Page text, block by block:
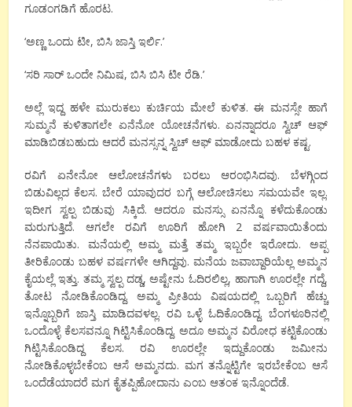
ಗೂಡಂಗಡಿಗೆ ಹೊರಟ.
‘ಅಣ್ಣ ಒಂದು ಟೀ, ಬಿಸಿ ಜಾಸ್ತಿ ಇರ್ಲಿ.’
‘ಸರಿ ಸಾರ್ ಒಂದೇ ನಿಮಿಷ, ಬಿಸಿ ಬಿಸಿ ಟೀ ರೆಡಿ.’
ಅಲ್ಲೆ ಇದ್ದ ಹಳೇ ಮುರುಕಲು ಕುರ್ಚಿಯ ಮೇಲೆ ಕುಳಿತ. ಈ ಮನಸ್ಸೇ ಹಾಗೆ
ಸುಮ್ಮನೆ ಕುಳಿತಾಗಲೇ ಏನೆನೋ ಯೋಚನೆಗಳು. ಏನನ್ನಾದರೂ ಸ್ವಿಚ್ ಆಫ್
ಮಾಡಿಬಿಡಬಹುದು ಆದರೆ ಮನಸ್ಸನ್ನ ಸ್ವಿಚ್ ಆಫ್ ಮಾಡೋದು ಬಹಳ ಕಷ್ಟ.
ರವಿಗೆ ಏನೇನೋ ಆಲೋಚನೆಗಳು ಬರಲು ಆರಂಭಿಸಿದವು. ಬೆಳಗ್ಗಿಂದ
ಬಿಡುವಿಲ್ಲದ ಕೆಲಸ. ಬೇರೆ ಯಾವುದರ ಬಗ್ಗೆ ಆಲೋಚಿಸಲು ಸಮಯವೇ ಇಲ್ಲ.
ಇದೀಗ ಸ್ವಲ್ಪ ಬಿಡುವು ಸಿಕ್ಕಿದೆ. ಆದರೂ ಮನಸ್ಸು ಏನನ್ನೊ ಕಳೆದುಕೊಂಡು
ಮರುಗುತ್ತಿದೆ. ಆಗಲೇ ರವಿಗೆ ಊರಿಗೆ ಹೋಗಿ 2 ವರ್ಷವಾಯಿತೆಂದು
ನೆನಪಾಯಿತು. ಮನೆಯಲ್ಲಿ ಅಮ್ಮ ಮತ್ತೆ ತಮ್ಮ ಇಬ್ಬರೇ ಇರೋದು. ಅಪ್ಪ
ತೀರಿಕೊಂಡು ಬಹಳ ವರ್ಷಗಳೇ ಆಗಿದ್ದವು. ಮನೆಯ ಜವಾಬ್ದಾರಿಯೆಲ್ಲ ಅಮ್ಮನ
ಕೈಯಲ್ಲೆ ಇತ್ತು. ತಮ್ಮ ಸ್ವಲ್ಪ ದಡ್ಡ, ಅಷ್ಟೇನು ಓದಿರಲಿಲ್ಲ, ಹಾಗಾಗಿ ಊರಲ್ಲೇ ಗದ್ದೆ,
ತೋಟ ನೋಡಿಕೊಂಡಿದ್ದ. ಅಮ್ಮ ಪ್ರೀತಿಯ ವಿಷಯದಲ್ಲಿ ಒಬ್ಬರಿಗೆ ಹೆಚ್ಚು
ಇನ್ನೊಬ್ಬರಿಗೆ ಜಾಸ್ತಿ ಮಾಡಿದವಳಲ್ಲ. ರವಿ ಒಳ್ಳೆ ಓದಿಕೊಂಡಿದ್ದ. ಬೆಂಗಳೂರಿನಲ್ಲಿ
ಒಂದೊಳ್ಳೆ ಕೆಲಸವನ್ನೂ ಗಿಟ್ಟಿಸಿಕೊಂಡಿದ್ದ. ಅದೂ ಅಮ್ಮನ ವಿರೋಧ ಕಟ್ಟಿಕೊಂಡು
ಗಿಟ್ಟಿಸಿಕೊಂಡಿದ್ದ ಕೆಲಸ. ರವಿ ಊರಲ್ಲೇ ಇದ್ದುಕೊಂಡು ಜಮೀನು
ನೋಡಿಕೊಳ್ಳಬೇಕೆಂಬ ಆಸೆ ಅಮ್ಮನದು. ಮಗ ತನ್ನೊಟ್ಟಿಗೇ ಇರಬೇಕೆಂಬ ಆಸೆ
ಒಂದೆಡೆಯಾದರೆ ಮಗ ಕೈತಪ್ಪಿಹೋದಾನು ಎಂಬ ಆತಂಕ ಇನ್ನೊಂದೆಡೆ.